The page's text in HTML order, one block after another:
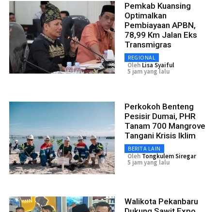
Pemkab Kuansing
Optimalkan
Pembiayaan APBN,
78,99 Km Jalan Eks
Transmigras
REGIONAL
Oleh Lisa Syaiful
5 jam yang lalu
Perkokoh Benteng
Pesisir Dumai, PHR
Tanam 700 Mangrove
Tangani Krisis Iklim
BERITA LAIN
Oleh Tongkulem Siregar
5 jam yang lalu
Walikota Pekanbaru